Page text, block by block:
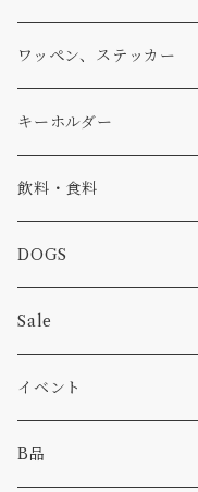
アウター
コラボ
食品
コーヒー
焚き火
小物
ステッカー
小物
バイク
カー
Tシャツ
キャップ、ニット
バッグ
小物
パンツ
パーカー・トレーナー
ワッペン、ステッカー
ワッペン
ステッカー
ピン
キーホルダー
飲料・食料
コーヒー
食べ物
DOGS
Sale
カー
キャンプ
イベント
B品